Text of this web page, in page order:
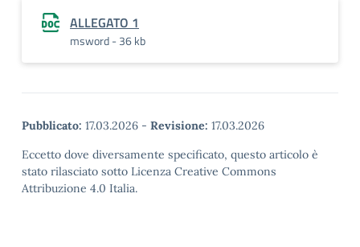
ALLEGATO 1
msword - 36 kb
Pubblicato: 17.03.2026 - Revisione: 17.03.2026
Eccetto dove diversamente specificato, questo articolo è
stato rilasciato sotto Licenza Creative Commons
Attribuzione 4.0 Italia.